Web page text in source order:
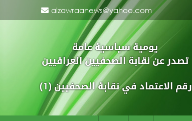
alzawraanews@yahoo.com
يومية سياسية عامة
تصدر عن نقابة الصحفيين العراقيين
رقم الاعتماد في نقابة الصحفيين (1)